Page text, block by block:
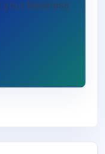
business